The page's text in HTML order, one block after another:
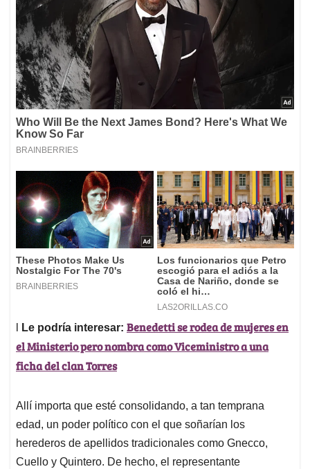
Le podría interesar: Benedetti se rodea de mujeres en
el Ministerio pero nombra como Viceministro a una
ficha del clan Torres
Allí importa que esté consolidando, a tan temprana
edad, un poder político con el que soñarían los
herederos de apellidos tradicionales como Gnecco,
Cuello y Quintero. De hecho, el representante